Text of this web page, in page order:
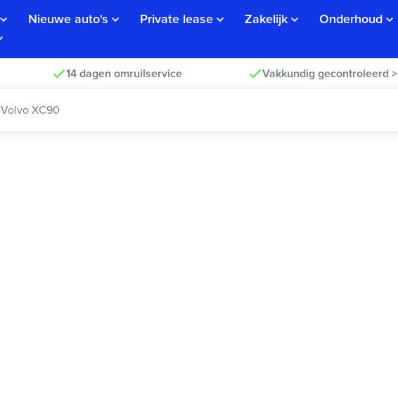
Nieuwe auto's Private lease Zakelijk Onderhoud
14 dagen omruilservice Vakkundig gecontroleerd >
Volvo XC90